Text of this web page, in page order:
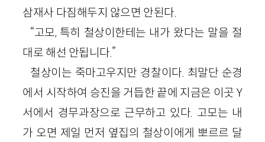
삼재사 다짐해두지 않으면 안된다.
“고모, 특히 철상이한테는 내가 왔다는 말을 절
대로 해선 안됩니다.”
철상이는 죽마고우지만 경찰이다. 최말단 순경
에서 시작하여 승진을 거듭한 끝에 지금은 이곳 Y
서에서 경무과장으로 근무하고 있다. 고모는 내
가 오면 제일 먼저 옆집의 철상이에게 뽀르르 달